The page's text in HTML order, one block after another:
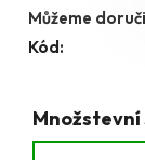
Můžeme
Kód:
Množstevní